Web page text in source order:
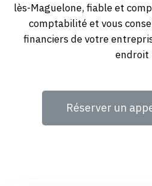
lès-Maguelone, fiable et
comptabilité et vous
financiers de votre
endroit
Réserver un